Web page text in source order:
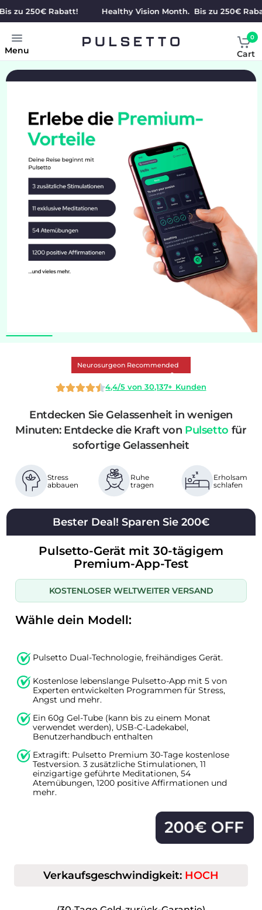
250€ Rabatt! Healthy Vision Month. Bis zu 250€ Rabatt!
Menu
0
Cart
Neurosurgeon Recommended
4,4/5 von 30,137+ Kunden
Entdecken Sie Gelassenheit in wenigen
Minuten: Entdecke die Kraft von Pulsetto für
sofortige Gelassenheit
Stress
abbauen
Ruhe
tragen
Erholsam
schlafen
Bester Deal! Sparen Sie 200€
Pulsetto-Gerät mit 30-tägigem
Premium-App-Test
KOSTENLOSER WELTWEITER VERSAND
Wähle dein Modell:
Pulsetto Dual-Technologie, freihändiges Gerät.
Kostenlose lebenslange Pulsetto-App mit 5 von
Experten entwickelten Programmen für Stress,
Angst und mehr.
Ein 60g Gel-Tube (kann bis zu einem Monat
verwendet werden), USB-C-Ladekabel,
Benutzerhandbuch enthalten
Extragift: Pulsetto Premium 30-Tage kostenlose
Testversion. 3 zusätzliche Stimulationen, 11
einzigartige geführte Meditationen, 54
Atemübungen, 1200 positive Affirmationen und
mehr.
Verkaufsgeschwindigkeit: HOCH